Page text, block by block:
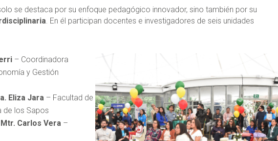
se destaca por su enfoque pedagógico innovador, sino también por su
. En él participan docentes e investigadores de seis unidades
– Coordinadora
y Gestión
Eliza Jara – Facultad de
de los Sapos
Carlos Vera –